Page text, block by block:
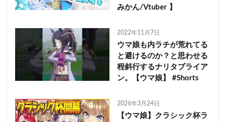
みかん/Vtuber 】
2022年11月7日
ウマ娘も内ラチが荒れてる
と避けるのか？と思わせる
程斜行するナリタブライア
ン。【ウマ娘】 #Shorts
2026年3月24日
【ウマ娘】クラシック杯ラ